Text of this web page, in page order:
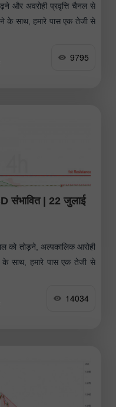
और अवरोही प्रवृत्ति चैनल से
के साथ, हमारे पास एक तेजी से
9795
संभावित | 22 जुलाई
को तोड़ने, अल्पकालिक आरोही
साथ, हमारे पास एक तेजी से
14034